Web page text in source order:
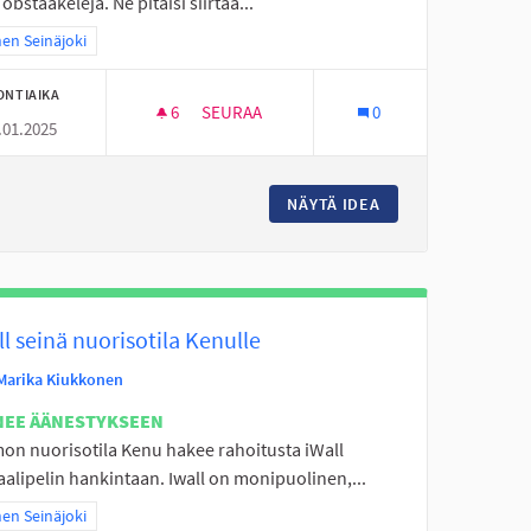
tulokset teeman mukaan: Itäinen Seinäjoki
Seinäjoki
6 6 SEURAAJAA
SEURAA 0
NÄYTÄ IDEA
seinä nuorisotila Kenulle
Kiukkonen
ÄÄNESTYKSEEN
nuorisotila Kenu hakee rahoitusta iWall
hankintaan. Iwall on monipuolinen,...
tulokset teeman mukaan: Itäinen Seinäjoki
Seinäjoki